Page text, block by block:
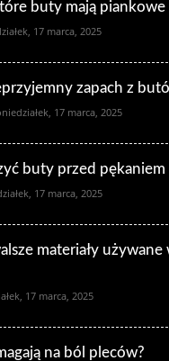
buty mają piankowe
17 marca, 2025
zapach z
17 marca, 2025
buty przed pękaniem
17 marca, 2025
materiały
17 marca, 2025
na ból pleców?